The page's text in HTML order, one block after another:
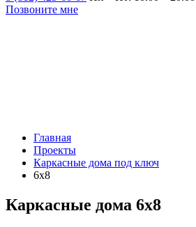
Позвоните мне
Главная
Проекты
Каркасные дома под ключ
6x8
Каркасные дома 6х8